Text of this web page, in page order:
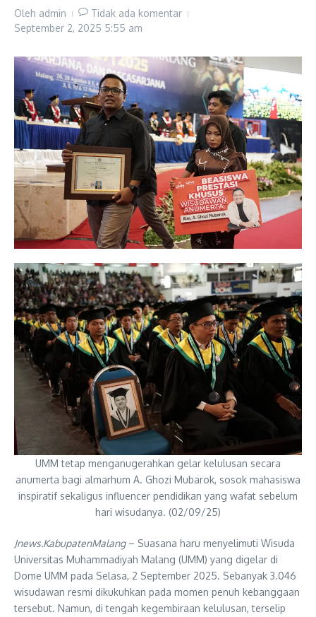
Oleh admin
Tidak ada komentar
September 2, 2025 5:55 am
UMM tetap menganugerahkan gelar kelulusan secara
anumerta bagi almarhum A. Ghozi Mubarok, sosok mahasiswa
inspiratif sekaligus influencer pendidikan yang wafat sebelum
hari wisudanya. (02/09/25)
Jnews.KabupatenMalang– Suasana haru menyelimuti Wisuda
Universitas Muhammadiyah Malang (UMM) yang digelar di
Dome UMM pada Selasa, 2 September 2025. Sebanyak 3.046
wisudawan resmi dikukuhkan pada momen penuh kebanggaan
tersebut. Namun, di tengah kegembiraan kelulusan, terselip